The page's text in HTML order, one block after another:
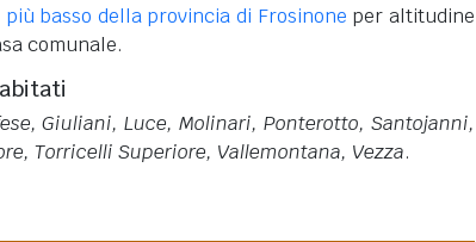
basso della provincia di Frosinone per altitudine
comunale.
Giuliani, Luce, Molinari, Ponterotto, Santojanni,
Torricelli Superiore, Vallemontana, Vezza.